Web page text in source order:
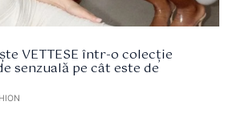
VETTESE într-o colecție
senzuală pe cât este de